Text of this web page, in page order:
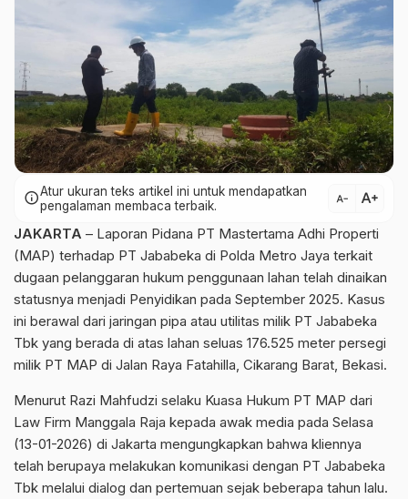
infoAtur ukuran teks artikel ini untuk mendapatkan
pengalaman membaca terbaik.
text_decrease text_increase
JAKARTA – Laporan Pidana PT Mastertama Adhi Properti
(MAP) terhadap PT Jababeka di Polda Metro Jaya terkait
dugaan pelanggaran hukum penggunaan lahan telah dinaikan
statusnya menjadi Penyidikan pada September 2025. Kasus
ini berawal dari jaringan pipa atau utilitas milik PT Jababeka
Tbk yang berada di atas lahan seluas 176.525 meter persegi
milik PT MAP di Jalan Raya Fatahilla, Cikarang Barat, Bekasi.
Menurut Razi Mahfudzi selaku Kuasa Hukum PT MAP dari
Law Firm Manggala Raja kepada awak media pada Selasa
(13-01-2026) di Jakarta mengungkapkan bahwa kliennya
telah berupaya melakukan komunikasi dengan PT Jababeka
Tbk melalui dialog dan pertemuan sejak beberapa tahun lalu.